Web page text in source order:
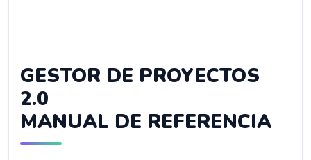
GESTOR DE PROYECTOS
2.0
MANUAL DE REFERENCIA